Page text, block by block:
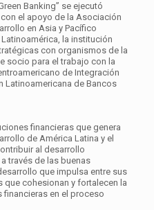
Banking” se ejecutó
el apoyo de la Asociación
en Asia y Pacífico
la institución
con organismos de la
socio para el trabajo con la
de Integración
Latinoamericana de Bancos
financieras que genera
de América Latina y el
al desarrollo
través de las buenas
que impulsa entre sus
cohesionan y fortalecen la
en el proceso